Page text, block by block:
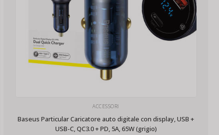
ACCESSORI
Baseus Particular Caricatore auto digitale con display, USB +
USB-C, QC3.0 + PD, 5A, 65W (grigio)